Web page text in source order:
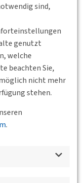
sind,
genutzt
welche
beachten Sie,
nicht mehr
stehen.
.
an dieser Stelle
zu dem
MOSAIQUE".